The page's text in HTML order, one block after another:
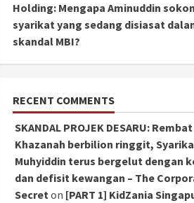
Holding: Mengapa Aminuddin
syarikat yang sedang disiasat
skandal MBI?
RECENT COMMENTS
SKANDAL PROJEK DESARU:
Khazanah berbilion ringgit,
Muhyiddin terus bergelut dengan
dan defisit kewangan – The
Secret on [PART 1] KidZania